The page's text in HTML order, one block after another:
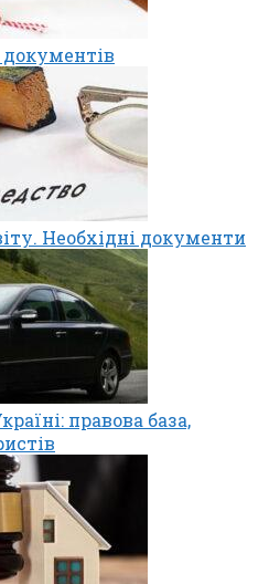
документів
Необхідні документи
правова база,